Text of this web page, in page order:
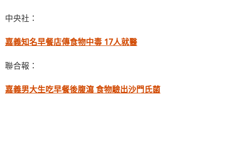
中央社：
嘉義知名早餐店傳食物中毒 17人就醫
聯合報：
嘉義男大生吃早餐後腹瀉 食物驗出沙門氏菌